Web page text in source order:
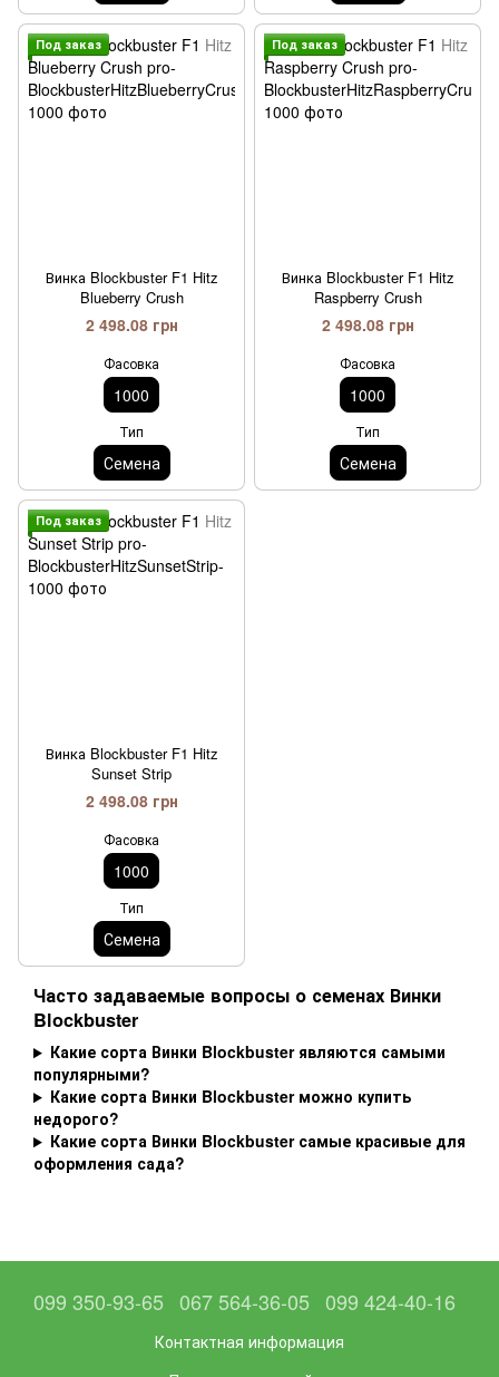
Под заказ
Винка Blockbuster F1 Hitz
Blueberry Crush
2 498.08 грн
Фасовка
1000
Тип
Семена
Под заказ
Винка Blockbuster F1 Hitz
Raspberry Crush
2 498.08 грн
Фасовка
1000
Тип
Семена
Под заказ
Винка Blockbuster F1 Hitz
Sunset Strip
2 498.08 грн
Фасовка
1000
Тип
Семена
Часто задаваемые вопросы о семенах Винки
Blockbuster
Какие сорта Винки Blockbuster являются самыми
популярными?
Какие сорта Винки Blockbuster можно купить
недорого?
Какие сорта Винки Blockbuster самые красивые для
оформления сада?
099 350-93-65 067 564-36-05 099 424-40-16
Контактная информация